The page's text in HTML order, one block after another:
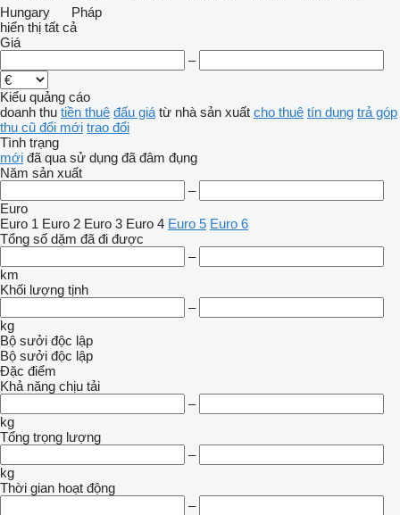
Hungary
Pháp
hiển thị tất cả
Giá
–
Kiểu quảng cáo
doanh thu tiền thuê đấu giá từ nhà sản xuất cho thuê tín dụng trả góp
thu cũ đổi mới trao đổi
Tình trạng
mới đã qua sử dụng đã đâm đụng
Năm sản xuất
–
Euro
Euro 1 Euro 2 Euro 3 Euro 4 Euro 5 Euro 6
Tổng số dặm đã đi được
–
km
Khối lượng tịnh
–
kg
Bộ sưởi độc lập
Bộ sưởi độc lập
Đặc điểm
Khả năng chịu tải
–
kg
Tổng trọng lượng
–
kg
Thời gian hoạt động
–